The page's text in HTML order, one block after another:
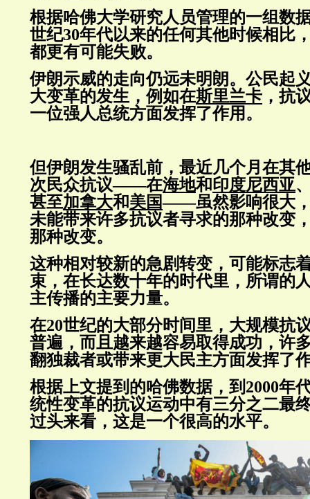
根据哈佛大学研究人员管理的一组数
世纪30年代以来的任何其他时候相比
都更有可能失败。
伊朗示威的走向仍远未明朗。公民起
大变革的发生，例如在斯里兰卡 ，抗
一位强人总统方面发挥了作用。
但伊朗发生骚乱前，最近几个月在其
次民众抗议——在海地和印度尼西亚
甚至加拿大和美国——虽然影响很大
未能带来许多抗议者寻求的那种改变
那种改变。
这种相对较新的急剧转变，可能标志
束，在长达数十年的时代里，所谓的
主传播的主要力量。
在20世纪的大部分时间里，大规模抗
普遍，而且越来越容易取得成功，许
翻独裁者或带来更大民主方面发挥了
根据上文提到的哈佛数据，到2000年
统性变革的抗议运动中有三分之二最
过头来看，这是一个很高的水平。